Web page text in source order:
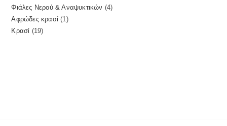
Φιάλες Νερού & Αναψυκτικών
4
Αφρώδες κρασί 1
Κρασί 19